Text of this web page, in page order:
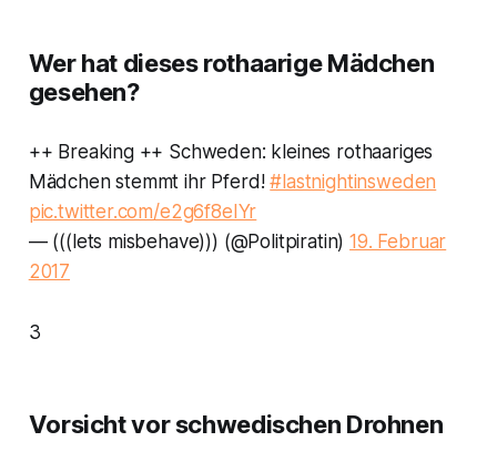
Wer hat dieses rothaarige Mädchen
gesehen?
++ Breaking ++ Schweden: kleines rothaariges
Mädchen stemmt ihr Pferd!#lastnightinsweden
pic.twitter.com/e2g6f8eIYr
— (((lets misbehave))) (@Politpiratin)19. Februar
2017
3
Vorsicht vor schwedischen Drohnen